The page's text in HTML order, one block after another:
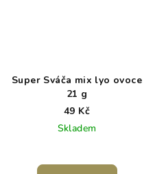
Super Sváča mix lyo ovoce
21 g
49 Kč
Skladem